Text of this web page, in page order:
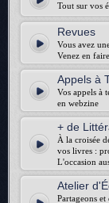
Tout sur vos
Revues
Vous avez
Venez en
Appels à
Vos appels à
en webzine
+ de
À la croisée
vos livres :
L'occasion
Atelier
Partageons